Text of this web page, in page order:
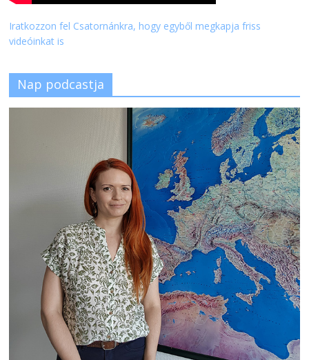
Iratkozzon fel Csatornánkra, hogy egyből megkapja friss
videóinkat is
Nap podcastja